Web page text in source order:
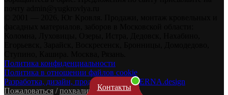
Контакты
Политика конфиденциальности
Политика в отношении файлов cookie
Разработка, дизайн, продвижение — ZERNA.design
Пожаловаться /похвалить